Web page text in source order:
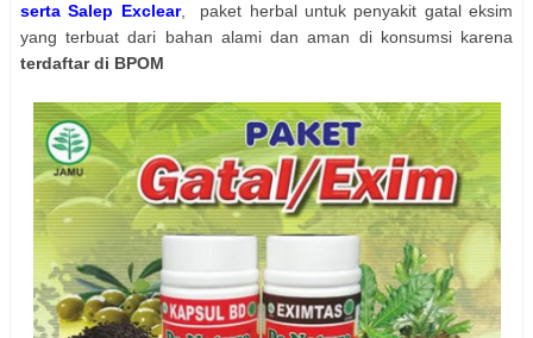
serta Salep Exclear, paket herbal untuk penyakit gatal eksim
yang terbuat dari bahan alami dan aman di konsumsi karena
terdaftar di BPOM